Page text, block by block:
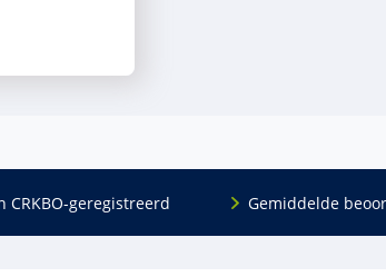
CRKBO-geregistreerd Gemiddelde